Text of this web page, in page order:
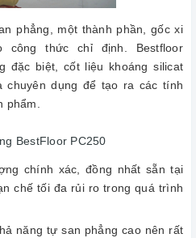
phẳng, một thành phần, gốc xi
công thức chỉ định. Bestfloor
đặc biệt, cốt liệu khoáng silicat
chuyên dụng để tạo ra các tính
phẩm.
BestFloor PC250
chính xác, đồng nhất sẵn tại
chế tối đa rủi ro trong quá trình
năng tự san phẳng cao nên rất